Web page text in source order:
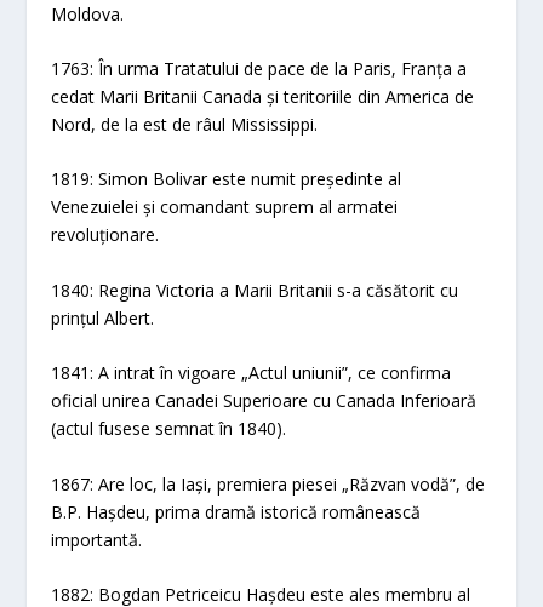
Moldova.
1763: În urma Tratatului de pace de la Paris, Franța a
cedat Marii Britanii Canada și teritoriile din America de
Nord, de la est de râul Mississippi.
1819: Simon Bolivar este numit președinte al
Venezuielei și comandant suprem al armatei
revoluționare.
1840: Regina Victoria a Marii Britanii s-a căsătorit cu
prințul Albert.
1841: A intrat în vigoare „Actul uniunii”, ce confirma
oficial unirea Canadei Superioare cu Canada Inferioară
(actul fusese semnat în 1840).
1867: Are loc, la Iași, premiera piesei „Răzvan vodă”, de
B.P. Hașdeu, prima dramă istorică românească
importantă.
1882: Bogdan Petriceicu Hașdeu este ales membru al